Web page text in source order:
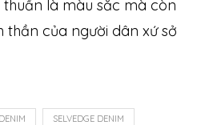
là màu sắc mà còn
thần của người dân xứ sở
SELVEDGE DENIM